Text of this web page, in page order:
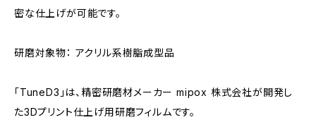
密な仕上げが可能です。
研磨対象物： アクリル系樹脂成型品
「TuneD3」は、精密研磨材メーカー mipox 株式会社が開発し
た3Dプリント仕上げ用研磨フィルムです。